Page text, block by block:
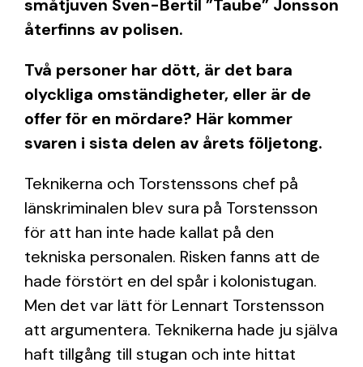
småtjuven Sven-Bertil ”Taube” Jonsson
återfinns av polisen.
Två personer har dött, är det bara
olyckliga omständigheter, eller är de
offer för en mördare? Här kommer
svaren i sista delen av årets följetong.
Teknikerna och Torstenssons chef på
länskriminalen blev sura på Torstensson
för att han inte hade kallat på den
tekniska personalen. Risken fanns att de
hade förstört en del spår i kolonistugan.
Men det var lätt för Lennart Torstensson
att argumentera. Teknikerna hade ju själva
haft tillgång till stugan och inte hittat